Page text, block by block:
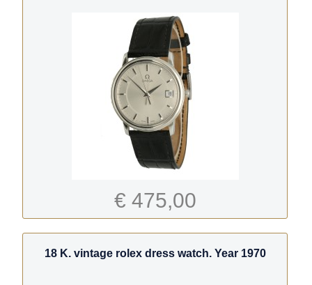
€ 475,00
18 K. vintage rolex dress watch. Year 1970